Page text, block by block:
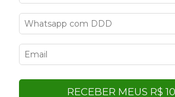
Talvez você se interesse pelos
OFF
RECEBER MEUS R$